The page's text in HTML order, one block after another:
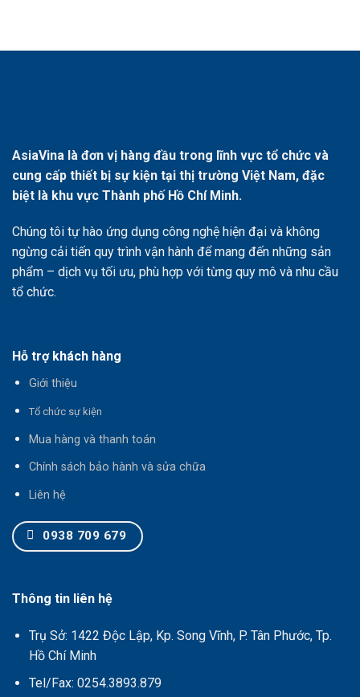
AsiaVina là đơn vị hàng đầu trong lĩnh vực tổ chức và
cung cấp thiết bị sự kiện tại thị trường Việt Nam, đặc
biệt là khu vực Thành phố Hồ Chí Minh.
Chúng tôi tự hào ứng dụng công nghệ hiện đại và không
ngừng cải tiến quy trình vận hành để mang đến những sản
phẩm – dịch vụ tối ưu, phù hợp với từng quy mô và nhu cầu
tổ chức.
Hỗ trợ khách hàng
Giới thiệu
Tổ chức sự kiện
Mua hàng và thanh toán
Chính sách bảo hành và sửa chữa
Liên hệ
0938 709 679
Thông tin liên hệ
Trụ Sở: 1422 Độc Lập, Kp. Song Vĩnh, P. Tân Phước, Tp.
Hồ Chí Minh
Tel/Fax: 0254.3893.879